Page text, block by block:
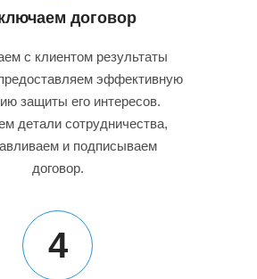
договор
с клиентом результаты
эффективную
защиты его интересов.
детали сотрудничества,
и подписываем
договор.
4